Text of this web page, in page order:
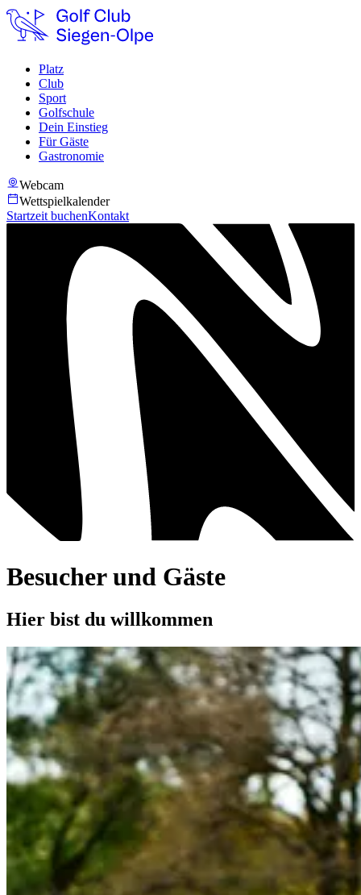
Platz
Club
Sport
Golfschule
Dein Einstieg
Für Gäste
Gastronomie
Webcam
Wettspielkalender
Startzeit buchenKontakt
Besucher und Gäste
Hier bist du willkommen